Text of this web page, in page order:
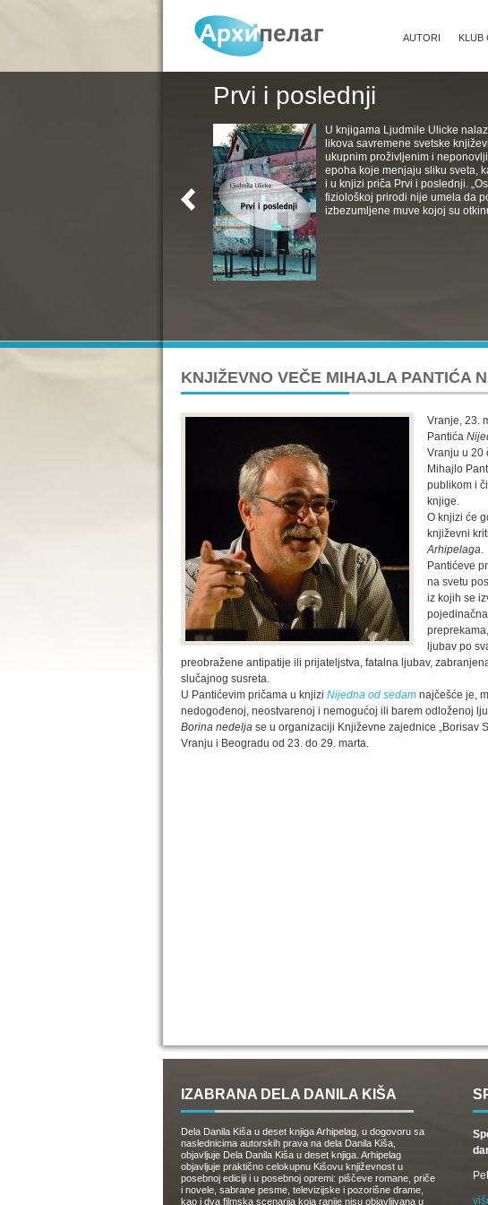
KLUB
AUTORI
Prvi i poslednji
U knjigama Ljudmile Ulicke
likova savremene svetske
ukupnim proživljenim i
epoha koje menjaju sliku sveta,
i u knjizi priča Prvi i poslednji.
fiziološkoj prirodi nije umela da
izbezumljene muve kojoj su
KNJIŽEVNO VEČE MIHAJLA PANTIĆA
Vranje, 23.
Pantića
Vranju u 20
Mihajlo
publikom i
knjige.
O knjizi će
književni
Arhipelaga.
Pantićeve
na svetu
iz kojih se
ljubav po
preobražene antipatije ili prijateljstva, fatalna ljubav,
slučajnog susreta.
U Pantićevim pričama u knjizi Nijedna od sedam najčešće je,
nedogođenoj, neostvarenoj i nemogućoj ili barem odloženoj
Borina nedelja se u organizaciji Književne zajednice „Borisav
Vranju i Beogradu od 23. do 29. marta.
IZABRANA DELA DANILA KIŠA
Dela Danila Kiša u deset knjiga Arhipelag, u dogovoru sa
naslednicima autorskih prava na dela Danila Kiša,
objavljuje Dela Danila Kiša u deset knjiga. Arhipelag
objavljuje praktično celokupnu Kišovu književnost u
posebnoj ediciji i u posebnoj opremi: piščeve romane, priče
i novele, sabrane pesme, televizijske i pozorišne drame,
kao i dva filmska scenarija koja ranije nisu objavljivana u